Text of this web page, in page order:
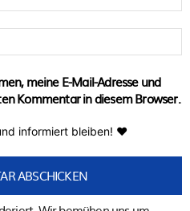
meine E-Mail-Adresse und
Kommentar in diesem Browser.
informiert bleiben! ♥